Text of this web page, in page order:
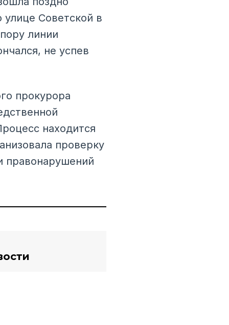
Советской в
линии
не успев
прокурора
находится
проверку
правонарушений